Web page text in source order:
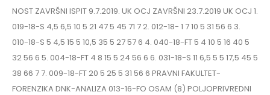
NOST ZAVRŠNI ISPIT 9.7.2019. UK OCJ ZAVRŠNI 23.7.2019 UK OCJ 1.
019-18-S 4,5 6,5 10 5 21 47 5 45 71 7 2. 012-18- 1 7 10 5 31 56 6 3.
010-18-S 5 4,5 15 5 10,5 35 5 27 57 6 4. 040-18-FT 5 4 10 5 16 40 5
32 56 6 5. 004-18-FT 4 8 15 5 24 56 6 6. 031-18-S 11 6,5 5 5 17,5 45 5
38 66 7 7. 009-18-FT 20 5 25 5 31 56 6 PRAVNI FAKULTET-
FORENZIKA DNK-ANALIZA 013-16-FO OSAM (8) POLJOPRIVREDNI